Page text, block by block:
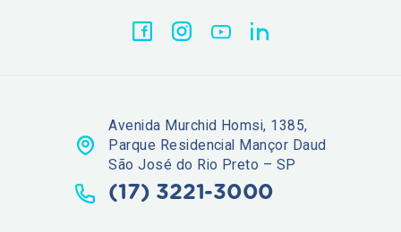
Avenida Murchid Homsi, 1385,
Parque Residencial Mançor Daud
São José do Rio Preto – SP
(17) 3221-3000